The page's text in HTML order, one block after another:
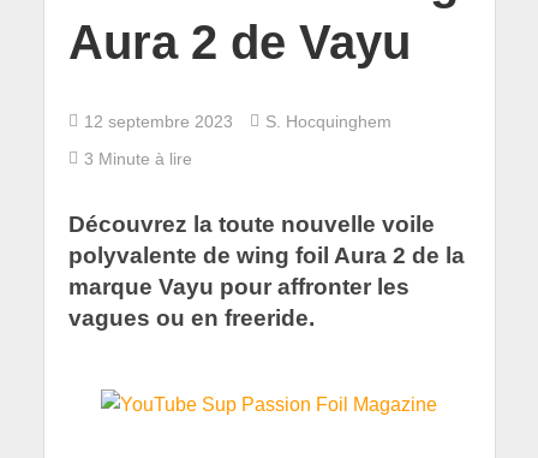
Aura 2 de Vayu
12 septembre 2023
S. Hocquinghem
3 Minute à lire
Découvrez la toute nouvelle voile
polyvalente de wing foil Aura 2 de la
marque Vayu pour affronter les
vagues ou en freeride.